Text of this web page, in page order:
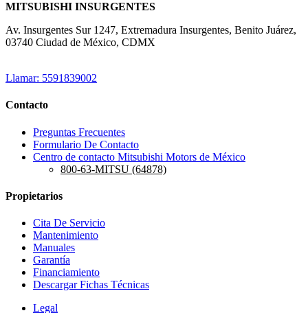
MITSUBISHI INSURGENTES
Av. Insurgentes Sur 1247, Extremadura Insurgentes, Benito Juárez,
03740 Ciudad de México, CDMX
Llamar: 5591839002
Contacto
Preguntas Frecuentes
Formulario De Contacto
Centro de contacto Mitsubishi Motors de México
800-63-MITSU (64878)
Propietarios
Cita De Servicio
Mantenimiento
Manuales
Garantía
Financiamiento
Descargar Fichas Técnicas
Legal